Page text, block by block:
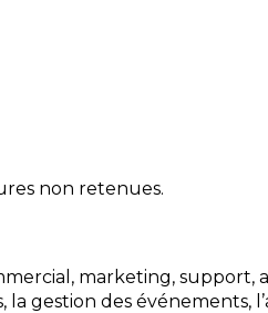
non retenues.
marketing, support,
la gestion des événements,